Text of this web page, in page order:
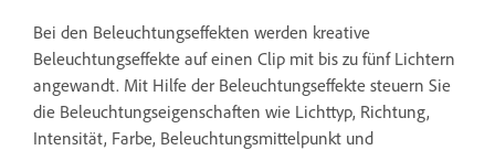
Bei den Beleuchtungseffekten werden kreative
Beleuchtungseffekte auf einen Clip mit bis zu fünf Lichtern
angewandt. Mit Hilfe der Beleuchtungseffekte steuern Sie
die Beleuchtungseigenschaften wie Lichttyp, Richtung,
Intensität, Farbe, Beleuchtungsmittelpunkt und